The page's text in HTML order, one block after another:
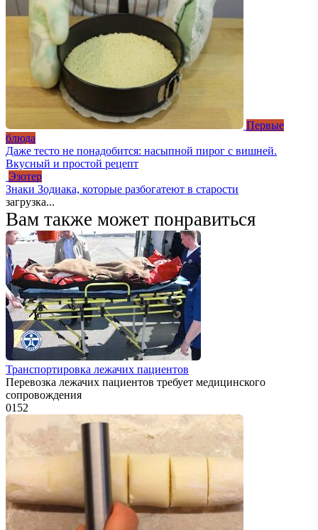
Первые
блюда
Даже тесто не понадобится: насыпной пирог с вишней.
Вкусный и простой рецепт
Эзотер
Знаки Зодиака, которые разбогатеют в старости
загрузка...
Вам также может понравиться
Транспортировка лежачих пациентов
Перевозка лежачих пациентов требует медицинского
сопровождения
0152